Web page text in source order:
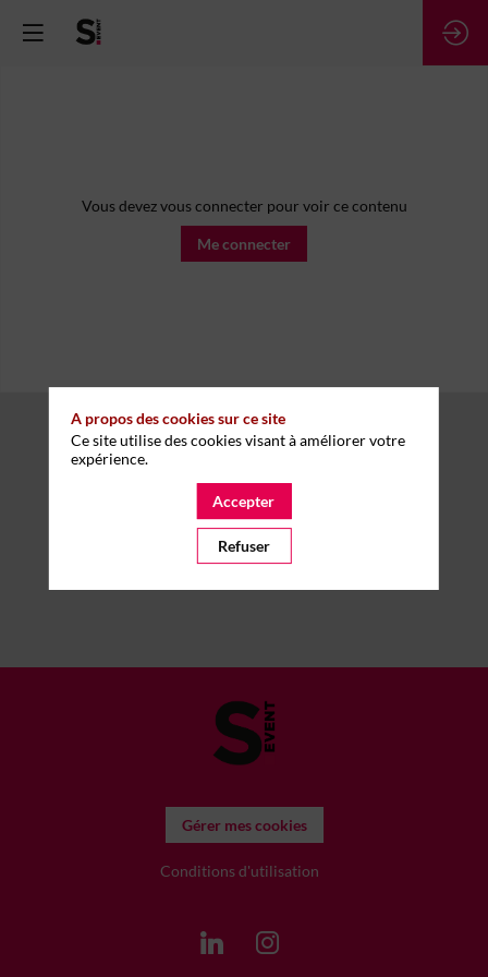
Vous devez vous connecter pour voir ce contenu
Me connecter
Gérer mes cookies
Conditions d'utilisation
A propos des cookies sur ce site
Ce site utilise des cookies visant à améliorer votre
expérience.
Accepter
Refuser